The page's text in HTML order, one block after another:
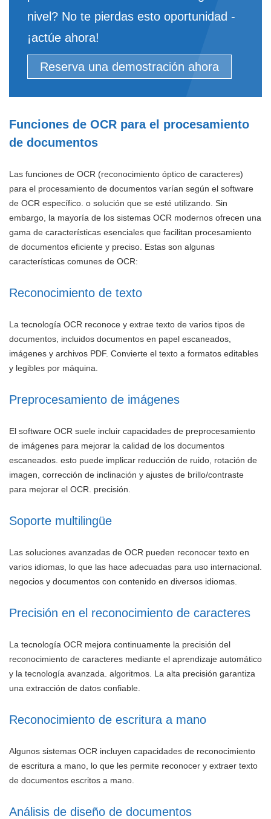
nivel? No te pierdas esto oportunidad -
¡actúe ahora!
Reserva una demostración ahora
Funciones de OCR para el procesamiento
de documentos
Las funciones de OCR (reconocimiento óptico de caracteres)
para el procesamiento de documentos varían según el software
de OCR específico. o solución que se esté utilizando. Sin
embargo, la mayoría de los sistemas OCR modernos ofrecen una
gama de características esenciales que facilitan procesamiento
de documentos eficiente y preciso. Estas son algunas
características comunes de OCR:
Reconocimiento de texto
La tecnología OCR reconoce y extrae texto de varios tipos de
documentos, incluidos documentos en papel escaneados,
imágenes y archivos PDF. Convierte el texto a formatos editables
y legibles por máquina.
Preprocesamiento de imágenes
El software OCR suele incluir capacidades de preprocesamiento
de imágenes para mejorar la calidad de los documentos
escaneados. esto puede implicar reducción de ruido, rotación de
imagen, corrección de inclinación y ajustes de brillo/contraste
para mejorar el OCR. precisión.
Soporte multilingüe
Las soluciones avanzadas de OCR pueden reconocer texto en
varios idiomas, lo que las hace adecuadas para uso internacional.
negocios y documentos con contenido en diversos idiomas.
Precisión en el reconocimiento de caracteres
La tecnología OCR mejora continuamente la precisión del
reconocimiento de caracteres mediante el aprendizaje automático
y la tecnología avanzada. algoritmos. La alta precisión garantiza
una extracción de datos confiable.
Reconocimiento de escritura a mano
Algunos sistemas OCR incluyen capacidades de reconocimiento
de escritura a mano, lo que les permite reconocer y extraer texto
de documentos escritos a mano.
Análisis de diseño de documentos